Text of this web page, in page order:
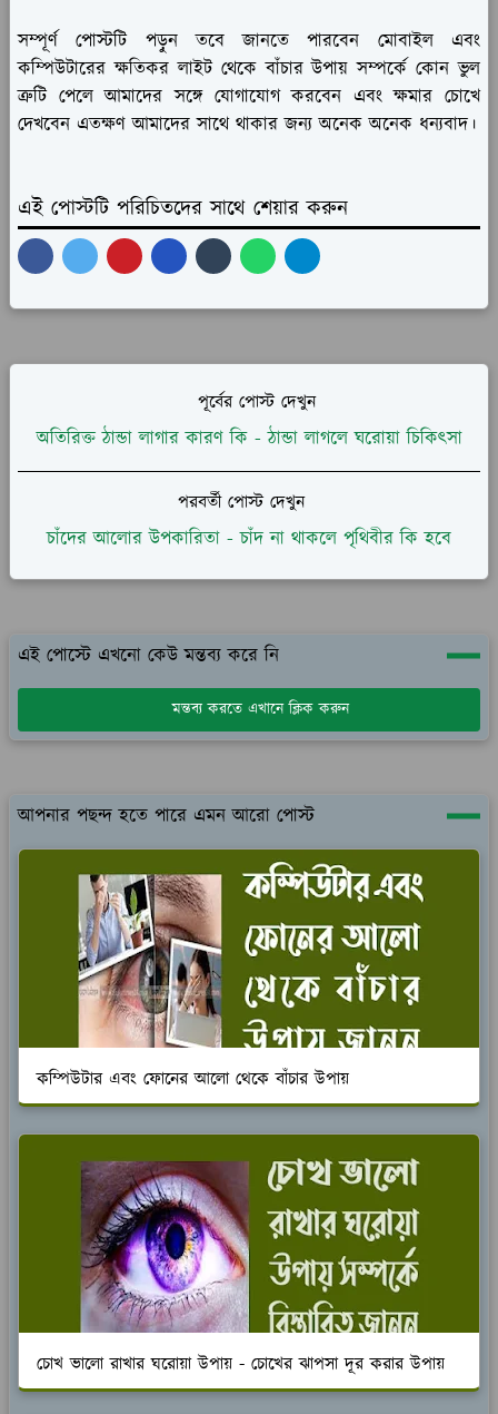
সম্পূর্ণ পোস্টটি পড়ুন তবে জানতে পারবেন মোবাইল এবং
কম্পিউটারের ক্ষতিকর লাইট থেকে বাঁচার উপায় সম্পর্কে কোন ভুল
ত্রুটি পেলে আমাদের সঙ্গে যোগাযোগ করবেন এবং ক্ষমার চোখে
দেখবেন এতক্ষণ আমাদের সাথে থাকার জন্য অনেক অনেক ধন্যবাদ।
এই পোস্টটি পরিচিতদের সাথে শেয়ার করুন
পূর্বের পোস্ট দেখুন
অতিরিক্ত ঠান্ডা লাগার কারণ কি - ঠান্ডা লাগলে ঘরোয়া চিকিৎসা
পরবর্তী পোস্ট দেখুন
চাঁদের আলোর উপকারিতা - চাঁদ না থাকলে পৃথিবীর কি হবে
এই পোস্টে এখনো কেউ মন্তব্য করে নি
মন্তব্য করতে এখানে ক্লিক করুন
আপনার পছন্দ হতে পারে এমন আরো পোস্ট
কম্পিউটার এবং ফোনের আলো থেকে বাঁচার উপায়
চোখ ভালো রাখার ঘরোয়া উপায় - চোখের ঝাপসা দূর করার উপায়